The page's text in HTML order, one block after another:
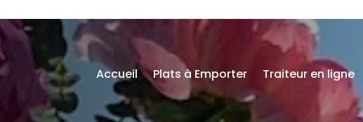
Accueil Plats à Emporter Traiteur en ligne